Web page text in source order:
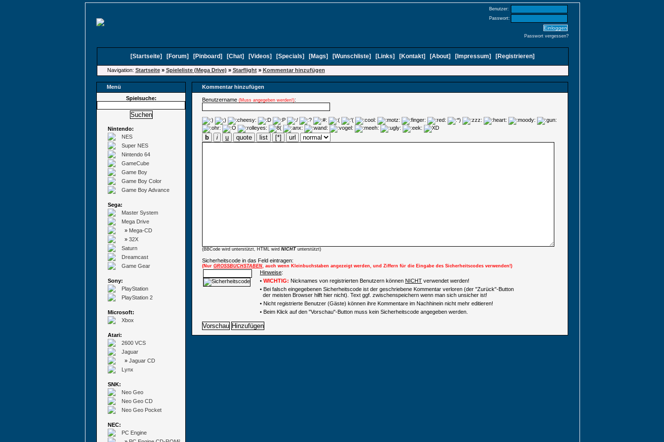
Benutzer:
Passwort:
Passwort vergessen?
[Startseite] [Forum] [Pinboard] [Chat] [Videos] [Specials] [Mags] [Wunschliste] [Links] [Kontakt] [About] [ Impressum] [Registrieren]
Navigation: Startseite» Spieleliste (Mega Drive) » Starflight» Kommentar hinzufügen
Menü
Kommentar hinzufügen
Spielsuche:
Nintendo:
NES
Super NES
Nintendo 64
GameCube
Game Boy
Game Boy Color
Game Boy Advance
Sega:
Master System
Mega Drive
» Mega-CD
» 32X
Saturn
Dreamcast
Game Gear
Sony:
PlayStation
PlayStation 2
Microsoft:
Xbox
Atari:
2600 VCS
Jaguar
» Jaguar CD
Lynx
SNK:
Neo Geo
Neo Geo CD
Neo Geo Pocket
NEC:
PC Engine
Benutzername (Muss angegeben werden!):
b i u quote list [*] url
(BBCode wird unterstützt, HTML wird NICHT unterstützt)
Sicherheitscode in das Feld eintragen:
(Nur GROSSBUCHSTABEN, auch wenn Kleinbuchstaben angezeigt werden, und Ziffern für die Eingabe des Sicherheitscodes verwenden!)
Hinweise:
• WICHTIG: Nicknames von registrierten Benutzern können NICHT verwendet werden!
• Bei falsch eingegebenen Sicherheitscode ist der geschriebene Kommentar verloren (der "Zurück"-Button
der meisten Browser hilft hier nicht). Text ggf. zwischenspeichern wenn man sich unsicher ist!
• Nicht registrierte Benutzer (Gäste) können ihre Kommentare im Nachhinein nicht mehr editieren!
• Beim Klick auf den "Vorschau"-Button muss kein Sicherheitscode angegeben werden.